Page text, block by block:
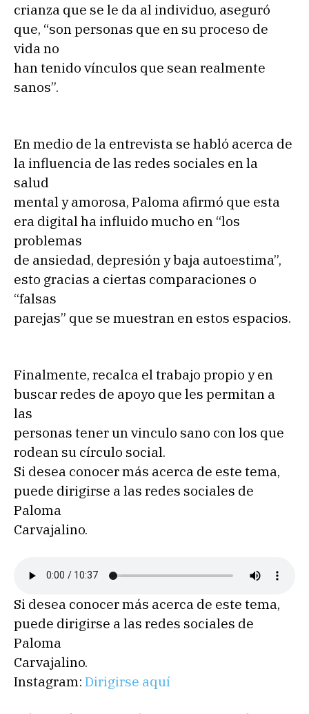
crianza que se le da al individuo, aseguró
que, “son personas que en su proceso de
vida no
han tenido vínculos que sean realmente
sanos”.
En medio de la entrevista se habló acerca de
la influencia de las redes sociales en la
salud
mental y amorosa, Paloma afirmó que esta
era digital ha influido mucho en “los
problemas
de ansiedad, depresión y baja autoestima”,
esto gracias a ciertas comparaciones o
“falsas
parejas” que se muestran en estos espacios.
Finalmente, recalca el trabajo propio y en
buscar redes de apoyo que les permitan a
las
personas tener un vinculo sano con los que
rodean su círculo social.
Si desea conocer más acerca de este tema,
puede dirigirse a las redes sociales de
Paloma
Carvajalino.
Si desea conocer más acerca de este tema,
puede dirigirse a las redes sociales de
Paloma
Carvajalino.
Instagram: Dirigirse aquí